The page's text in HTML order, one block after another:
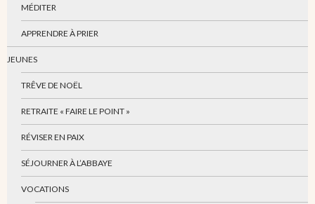
MÉDITER
APPRENDRE À PRIER
JEUNES
TRÊVE DE NOËL
RETRAITE « FAIRE LE POINT »
RÉVISER EN PAIX
SÉJOURNER À L’ABBAYE
VOCATIONS